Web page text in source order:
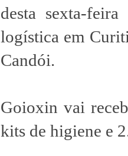
desta sexta-
logística em
Candói.
Goioxin vai
kits de higiene e